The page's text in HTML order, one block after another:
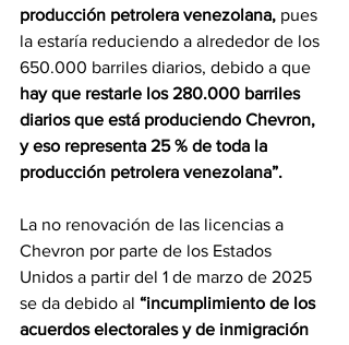
producción petrolera venezolana, pues
la estaría reduciendo a alrededor de los
650.000 barriles diarios, debido a que
hay que restarle los 280.000 barriles
diarios que está produciendo Chevron,
y eso representa 25 % de toda la
producción petrolera venezolana”.
La no renovación de las licencias a
Chevron por parte de los Estados
Unidos a partir del 1 de marzo de 2025
se da debido al “incumplimiento de los
acuerdos electorales y de inmigración